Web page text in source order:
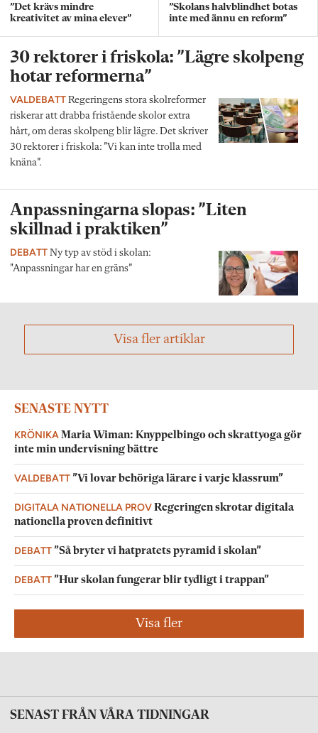
”Det krävs mindre
kreativitet av mina elever”
”Skolans halvblindhet botas
inte med ännu en reform”
30 rektorer i friskola: ”Lägre skolpeng
hotar reformerna”
VALDEBATT Regeringens stora skolreformer
riskerar att drabba fristående skolor extra
hårt, om deras skolpeng blir lägre. Det skriver
30 rektorer i friskola: ”Vi kan inte trolla med
knäna”.
Anpassningarna slopas: ”Liten
skillnad i praktiken”
DEBATT Ny typ av stöd i skolan:
"Anpassningar har en gräns”
Visa fler artiklar
SENASTE NYTT
KRÖNIKA Maria Wiman: Knyppelbingo och skrattyoga gör
inte min undervisning bättre
VALDEBATT”Vi lovar behöriga lärare i varje klassrum”
DIGITALA NATIONELLA PROVRegeringen skrotar digitala
nationella proven definitivt
DEBATT”Så bryter vi hatpratets pyramid i skolan”
DEBATT”Hur skolan fungerar blir tydligt i trappan”
Visa fler
SENAST FRÅN VÅRA TIDNINGAR